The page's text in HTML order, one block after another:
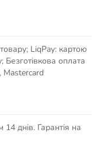
LiqPay: картою
оплата
Mastercard
днів. Гарантія на